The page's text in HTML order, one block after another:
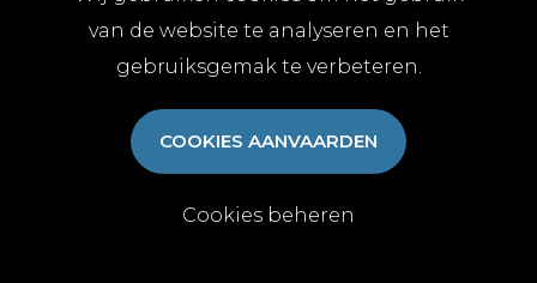
van de website te analyseren en het
gebruiksgemak te verbeteren.
COOKIES AANVAARDEN
Cookies beheren
Algemene abonnementsvoorwaarden